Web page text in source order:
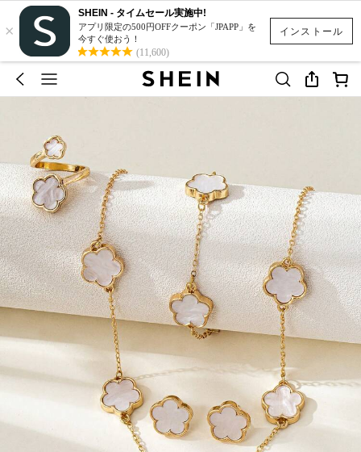
インストール
×
SHEIN - タイムセール実施中!
アプリ限定の500円OFFクーポン「JPAPP」を
今すぐ使おう！
(11,600)